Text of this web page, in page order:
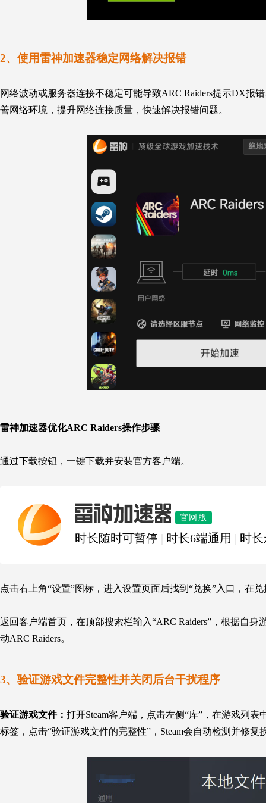
2、使用雷神加速器稳定网络解决报错
网络波动或服务器连接不稳定可能导致ARC Raiders提示DX报
善网络环境，提升网络连接质量，快速解决报错问题。
雷神加速器优化ARC Raiders操作步骤
通过下载按钮，一键下载并安装官方客户端。
雷神加速器 官网版
时长随时可暂停 时长6端通用 时
点击右上角“设置”图标，进入设置页面后找到“兑换”入口，在
返回客户端首页，在顶部搜索栏输入“ARC Raiders”，根据自身
动ARC Raiders。
3、验证游戏文件完整性并关闭后台干扰程序
验证游戏文件： 打开Steam客户端，点击左侧“库”，在游戏列表
标签，点击“验证游戏文件的完整性”，Steam会自动检测并修